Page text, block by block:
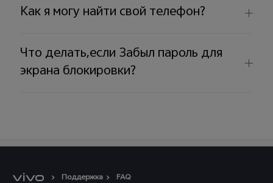
Как я могу найти свой телефон?
Что делать,если Забыл пароль для
экрана блокировки?
Поддержка FAQ